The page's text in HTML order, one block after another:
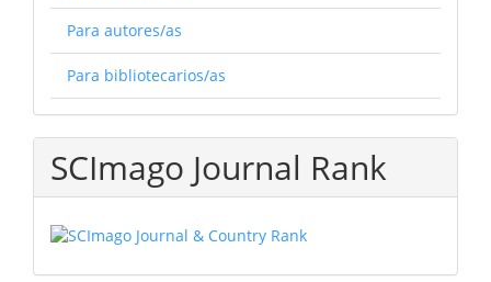
Para autores/as
Para bibliotecarios/as
SCImago Journal Rank